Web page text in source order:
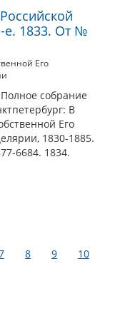
е. 1833. От №
Его
собрание
В
Его
1830-1885.
6684. 1834.
8 9 10